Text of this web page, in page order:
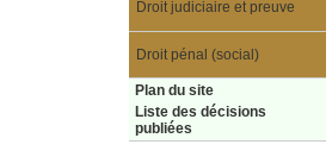
Droit judiciaire et preuve
Droit pénal (social)
Plan du site
Liste des décisions
publiées